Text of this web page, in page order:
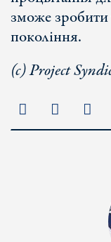
зможе зробити
покоління.
(с) Project